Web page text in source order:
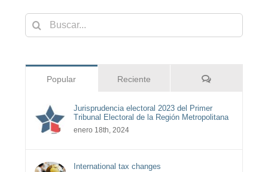
Buscar:
Popular Reciente Comentarios
Jurisprudencia electoral 2023 del Primer
Tribunal Electoral de la Región Metropolitana
enero 18th, 2024
International tax changes